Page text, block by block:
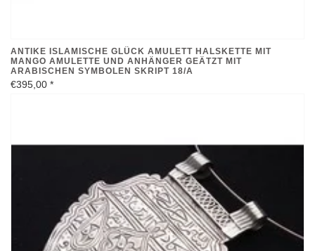
ARABISCHEN SYMBOLEN SKRIPT 18/A
€395,00*